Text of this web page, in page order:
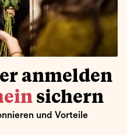
anmelden
sichern
und Vorteile